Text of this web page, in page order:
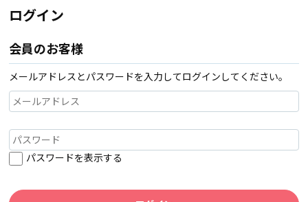
ログイン
会員のお客様
メールアドレスとパスワードを入力してログインしてください。
パスワードを表示する